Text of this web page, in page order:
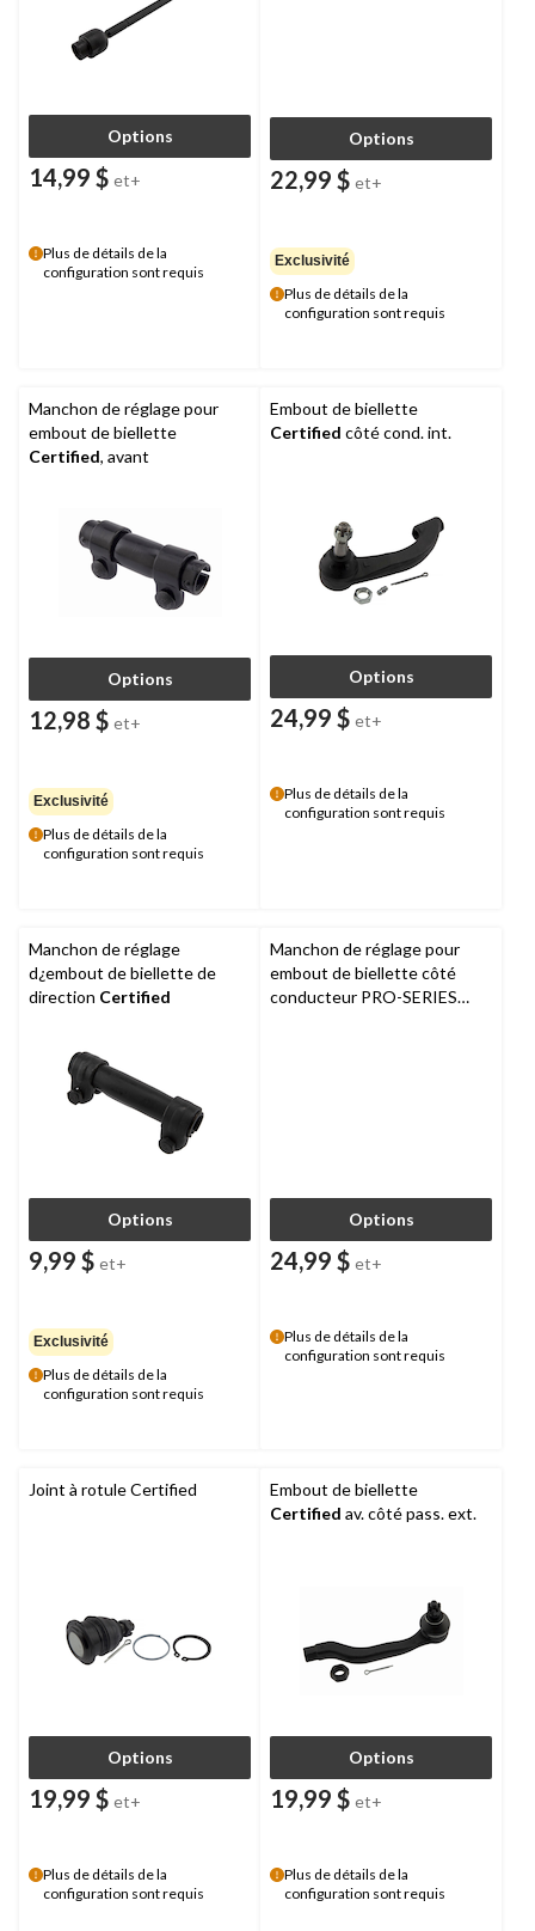
Options
14,99 $ et+
Plus de détails de la
configuration sont requis
Options
22,99 $ et+
Exclusivité
Plus de détails de la
configuration sont requis
Manchon de réglage pour
embout de biellette
Certified, avant
Options
12,98 $ et+
Exclusivité
Plus de détails de la
configuration sont requis
Embout de biellette
Certified côté cond. int.
Options
24,99 $ et+
Plus de détails de la
configuration sont requis
Manchon de réglage
d¿embout de biellette de
direction Certified
Options
9,99 $ et+
Exclusivité
Plus de détails de la
configuration sont requis
Manchon de réglage pour
embout de biellette côté
conducteur PRO-SERIES
Options
24,99 $ et+
Plus de détails de la
configuration sont requis
Joint à rotule Certified
Options
19,99 $ et+
Plus de détails de la
configuration sont requis
Embout de biellette
Certified av. côté pass. ext.
Options
19,99 $ et+
Plus de détails de la
configuration sont requis